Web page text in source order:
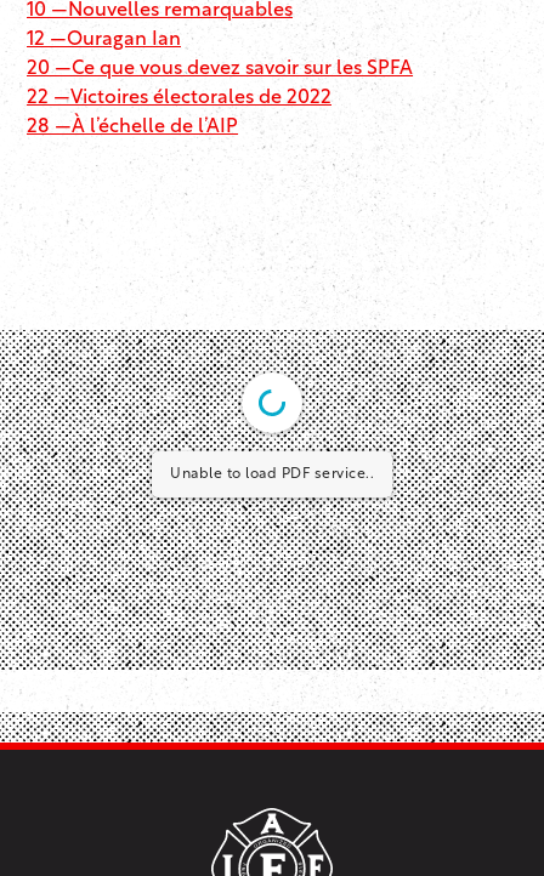
10 —Nouvelles remarquables
12 —Ouragan Ian
20 —Ce que vous devez savoir sur les SPFA
22 —Victoires électorales de 2022
28 —À l’échelle de l’AIP
Unable to load PDF service..